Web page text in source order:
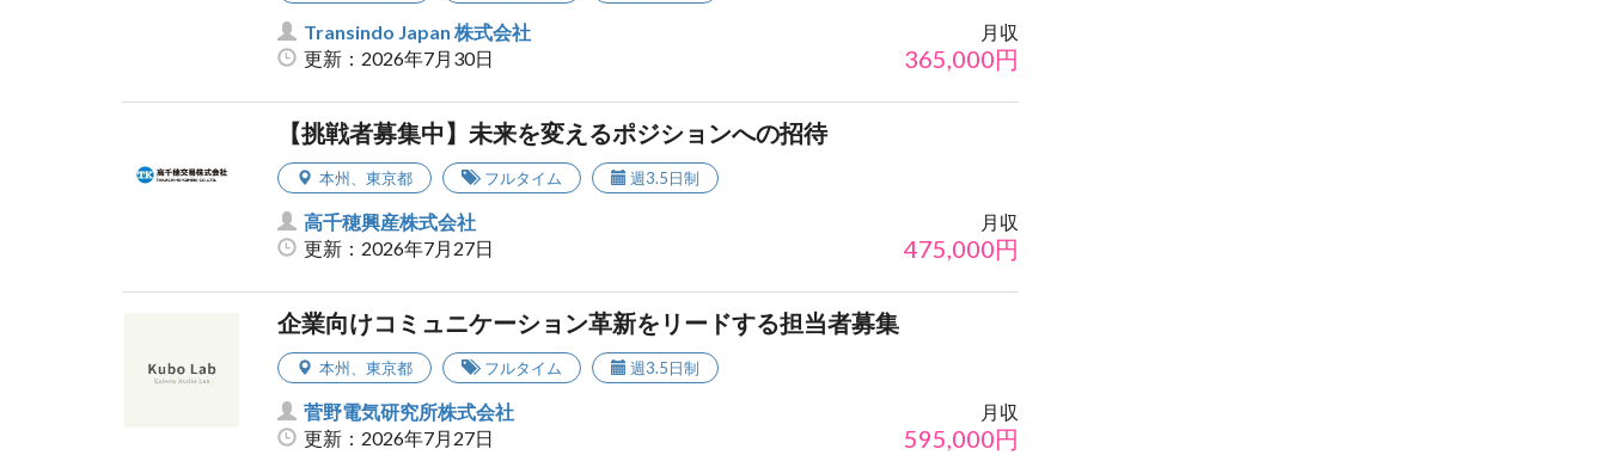
Transindo Japan 株式会社
更新：2026年7月30日
月収
365,000円
【挑戦者募集中】未来を変えるポジションへの招待
本州、 東京都 フルタイム 週3.5日制
高千穂興産株式会社
更新：2026年7月27日
月収
475,000円
企業向けコミュニケーション革新をリードする担当者募集
本州、 東京都 フルタイム 週3.5日制
菅野電気研究所株式会社
更新：2026年7月27日
月収
595,000円